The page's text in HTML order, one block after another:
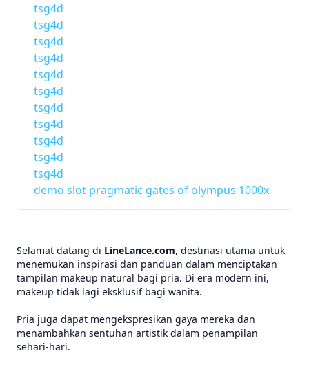
tsg4d
tsg4d
tsg4d
tsg4d
tsg4d
tsg4d
tsg4d
tsg4d
tsg4d
tsg4d
tsg4d
demo slot pragmatic gates of olympus 1000x
Selamat datang di LineLance.com, destinasi utama untuk
menemukan inspirasi dan panduan dalam menciptakan
tampilan makeup natural bagi pria. Di era modern ini,
makeup tidak lagi eksklusif bagi wanita.
Pria juga dapat mengekspresikan gaya mereka dan
menambahkan sentuhan artistik dalam penampilan
sehari-hari.